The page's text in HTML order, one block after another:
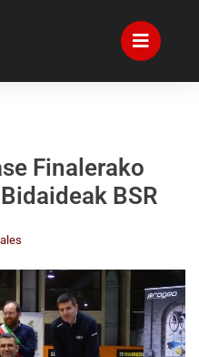
Finalerako
BSR